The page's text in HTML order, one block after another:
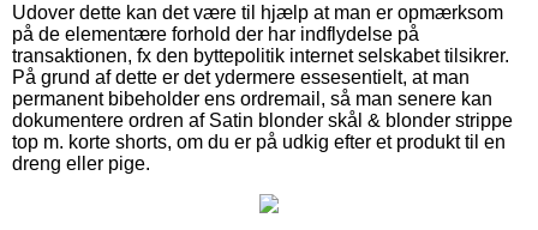
Udover dette kan det være til hjælp at man er opmærksom
på de elementære forhold der har indflydelse på
transaktionen, fx den byttepolitik internet selskabet tilsikrer.
På grund af dette er det ydermere essesentielt, at man
permanent bibeholder ens ordremail, så man senere kan
dokumentere ordren af Satin blonder skål & blonder strippe
top m. korte shorts, om du er på udkig efter et produkt til en
dreng eller pige.